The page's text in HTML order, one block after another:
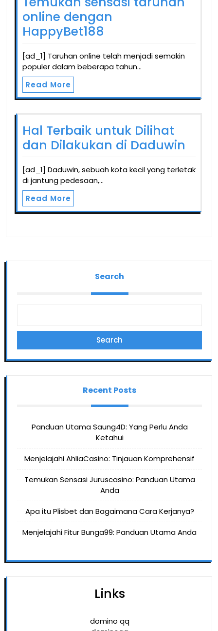
online dengan
HappyBet188
[ad_1] Taruhan online telah menjadi semakin
populer dalam beberapa tahun…
Read More
Hal Terbaik untuk Dilihat
dan Dilakukan di Daduwin
[ad_1] Daduwin, sebuah kota kecil yang terletak
di jantung pedesaan,…
Read More
Search
Search
Recent Posts
Panduan Utama Saung4D: Yang Perlu Anda
Ketahui
Menjelajahi AhliaCasino: Tinjauan Komprehensif
Temukan Sensasi Juruscasino: Panduan Utama
Anda
Apa itu Plisbet dan Bagaimana Cara Kerjanya?
Menjelajahi Fitur Bunga99: Panduan Utama Anda
Links
domino qq